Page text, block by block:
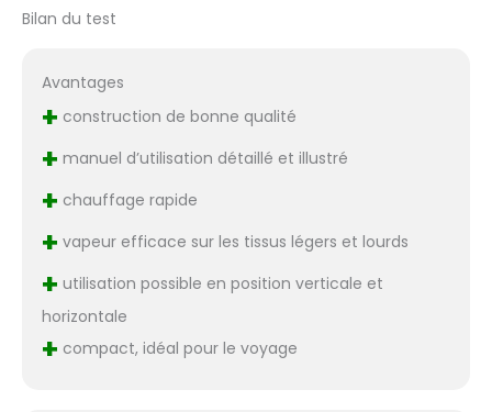
Bilan du test
Avantages
+ construction de bonne qualité
+ manuel d’utilisation détaillé et illustré
+ chauffage rapide
+ vapeur efficace sur les tissus légers et lourds
+ utilisation possible en position verticale et
horizontale
+ compact, idéal pour le voyage